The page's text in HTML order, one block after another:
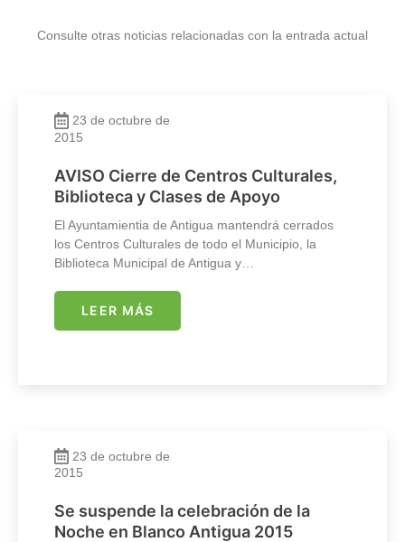
Consulte otras noticias relacionadas con la entrada actual
23 de octubre de
2015
AVISO Cierre de Centros Culturales,
Biblioteca y Clases de Apoyo
El Ayuntamientia de Antigua mantendrá cerrados
los Centros Culturales de todo el Municipio, la
Biblioteca Municipal de Antigua y…
LEER MÁS
23 de octubre de
2015
Se suspende la celebración de la
Noche en Blanco Antigua 2015